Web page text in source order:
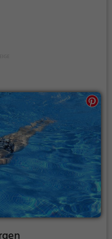
kommt jeder auf
Wetter kann die